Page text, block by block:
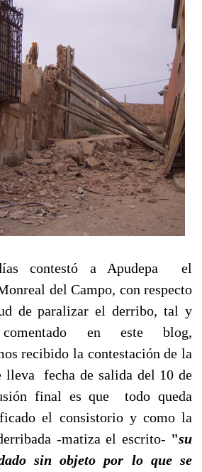
contestó a Apudepa el
del Campo, con respecto
de paralizar el derribo, tal y
en este blog,
recibido la contestación de la
fecha de salida del 10 de
final es que todo queda
el consistorio y como la
-matiza el escrito- "su
sin objeto por lo que se